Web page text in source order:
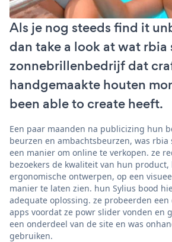
Als je nog steeds find it
dan take a look at wat rbia
zonnebrillenbedrijf dat
handgemaakte houten
been able to create heeft.
Een paar maanden na publicizing hun
beurzen en ambachtsbeurzen, was rbia
een manier om online te verkopen. ze
bezoekers de kwaliteit van hun
ergonomische ontwerpen, op een
manier te laten zien. hun Sylius bood
adequate oplossing. ze probeerden
apps voordat ze powr slider vonden en
een onderdeel van de site en was
gebruiken.